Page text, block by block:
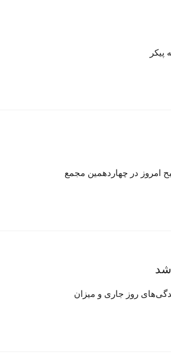
امروز در چهاردهمین مجمع
شد
روز جاری و میزان